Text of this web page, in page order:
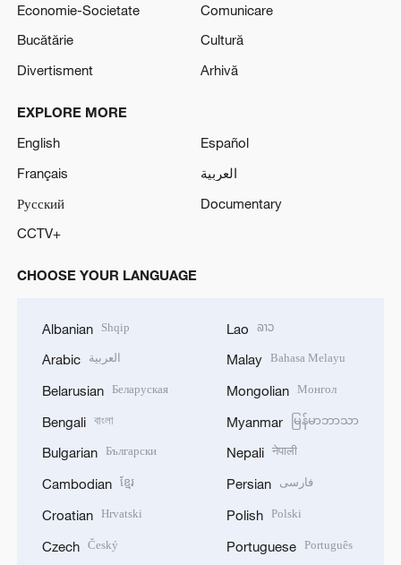
Economie-Societate
Comunicare
Bucătărie
Cultură
Divertisment
Arhivă
EXPLORE MORE
English
Español
Français
العربية
Русский
Documentary
CCTV+
CHOOSE YOUR LANGUAGE
Albanian Shqip
Arabic العربية
Belarusian Беларуская
Bengali বাংলা
Bulgarian Български
Cambodian ខ្មែរ
Croatian Hrvatski
Czech Český
Lao ລາວ
Malay Bahasa Melayu
Mongolian Монгол
Myanmar မြန်မာဘာသာ
Nepali नेपाली
Persian فارسی
Polish Polski
Portuguese Português